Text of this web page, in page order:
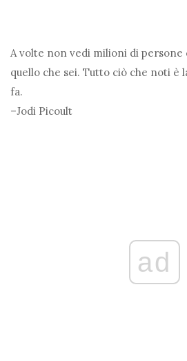
A volte non vedi milioni di
quello che sei. Tutto ciò che noti è
fa.
–Jodi Picoult
ad